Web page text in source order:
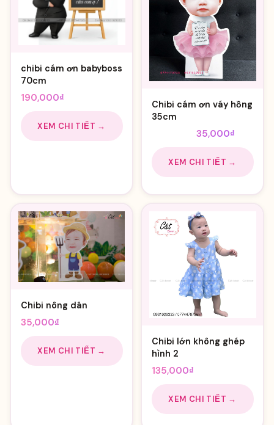
chibi cám ơn babyboss
70cm
190,000₫
XEM CHI TIẾT →
Chibi cám ơn váy hồng
35cm
Giá
gốc
là:
40,000₫.
35,000₫
hiện
tại
là:
XEM CHI TIẾT →
Chibi nông dân
35,000₫
XEM CHI TIẾT →
Chibi lớn không ghép
hình 2
135,000₫
XEM CHI TIẾT →